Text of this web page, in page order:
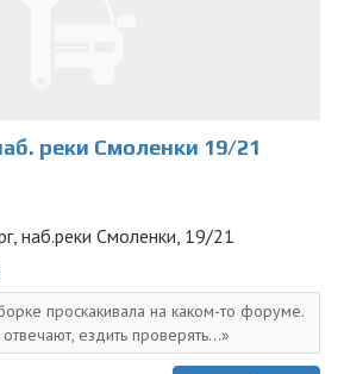
реки Смоленки 19/21
наб.реки Смоленки, 19/21
проскакивала на каком-то форуме.
ездить проверять...